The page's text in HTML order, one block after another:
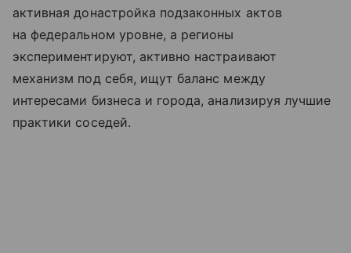
активная донастройка подзаконных актов
на федеральном уровне, а регионы
экспериментируют, активно настраивают
механизм под себя, ищут баланс между
интересами бизнеса и города, анализируя лучшие
практики соседей.